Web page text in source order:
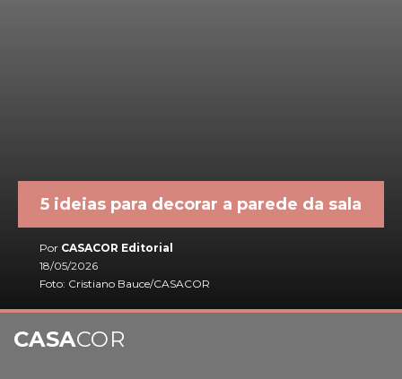
5 ideias para decorar a parede da sala
Por CASACOR Editorial
18/05/2026
Foto: Cristiano Bauce/CASACOR
CASACOR